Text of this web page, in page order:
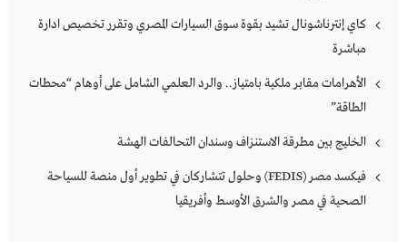
كاي إنترناشونال تشيد بقوة سوق السيارات المصري وتقرر تخصيص ادارة
مباشرة
الأهرامات مقابر ملكية بامتياز.. والرد العلمي الشامل على أوهام “محطات
الطاقة”
الخليج بين مطرقة الاستنزاف وسندان التحالفات الهشة
فيكسد مصر (FEDIS) وحلول تتشاركان في تطوير أول منصة للسياحة
الصحية في مصر والشرق الأوسط وأفريقيا